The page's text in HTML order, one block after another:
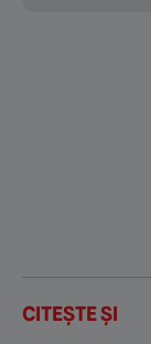
CITEȘTE ȘI